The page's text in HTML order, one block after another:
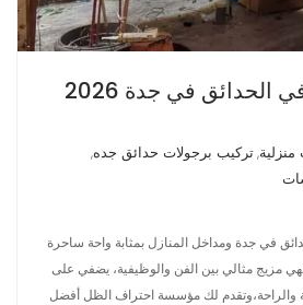
في جدة 2026
,تركيب برجولات حدائق جده,
في جدة ومداخل المنازل بمثابة واحة ساحرة
مزيج مثالي بين الفن والوظيفية، يضفي على
والراحة،وتقدم لك مؤسسة احتراف الظل أفضل